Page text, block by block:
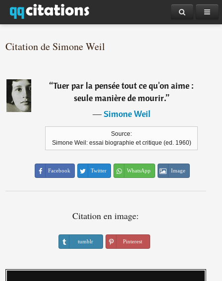
Citation de Simone Weil
“Tuer par la pensée tout ce qu'on aime :
seule manière de mourir.”
―Simone Weil
Source:
Simone Weil: essai biographie et critique (ed. 1960)
Facebook Twitter WhatsApp Image
Citation en image:
tumblr Pinterest